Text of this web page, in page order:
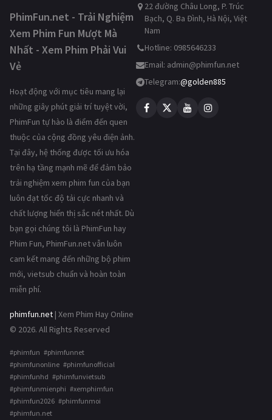
PhimFun.net - Trải Nghiệm
Xem Phim Fun Mượt Mà
Nhất - Xem Phim Phải Vui
Vẻ
Hoạt động với mục tiêu mang lại
những giây phút giải trí tuyệt vời,
PhimFun tự hào là điểm đến quen
thuộc của cộng đồng yêu điện ảnh.
Tại đây, hệ thống được tối ưu hóa
trên hạ tầng mạnh mẽ để đảm bảo
trải nghiệm xem phim fun của bạn
luôn đạt tốc độ tải cực nhanh và
chất lượng hiển thị sắc nét nhất. Dù
bạn gọi chúng tôi là PhimFun hay
Phim Fun, PhimFun.net vẫn luôn
cam kết mang đến những bộ phim
mới, vietsub chuẩn và hoàn toàn
miễn phí.
phimfun.net | Xem Phim Hay Online
© 2026. All Rights Reserved
#phimfun #phimfunnet
#phimfunonline #phimfunofficial
#phimfunhd #phimfunvietsub
#phimfunmienphi #xemphimfun
#phimfun2026 #phimfunmoi
#phimfun.net
22 đường Châu Long, P. Trúc
Bạch, Q. Ba Đình, Hà Nội, Việt
Nam
Hotline: 0985646233
Email: admin@phimfun.net
Telegram:@golden885